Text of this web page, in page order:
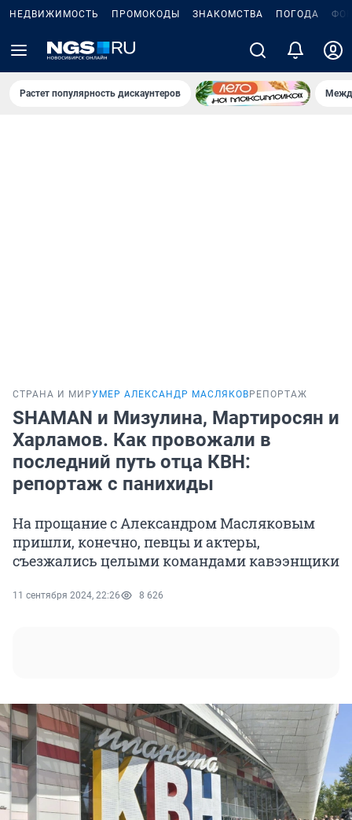
НЕДВИЖИМОСТЬ ПРОМОКОДЫ ЗНАКОМСТВА ПОГОДА
Растет популярность дискаунтеров
СТРАНА И МИРУМЕР АЛЕКСАНДР МАСЛЯКОВ РЕПОРТАЖ
SHAMAN и Мизулина, Мартиросян и
Харламов. Как провожали в
последний путь отца КВН:
репортаж с панихиды
На прощание с Александром Масляковым
пришли, конечно, певцы и актеры,
съезжались целыми командами кавээнщики
11 сентября 2024, 22:26 8 626